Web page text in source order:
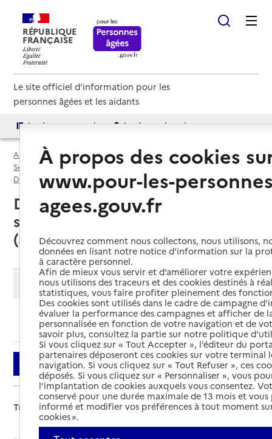
RÉPUBLIQUE
FRANÇAISE
Le site officiel d'information pour les
personnes âgées et les aidants
Accès aux annuaires Accès par besoin
Accueil
Espace annuaire
Services autonomie à domicile (aide et soins) par département
Dordogne (24)
Service autonomie à domicile (aide et soins)
Dordogne (24) : liste des 20
services autonomie à domicile
(aide et soins)
Modifier ma recherche
Ajouter cette recherche aux favoris
Filtrer
Trier par :
À propos des cookies
www.pour-les-
agees.gouv.fr
Découvrez comment nous collectons, nous utilisons,
données en lisant notre notice d’information sur la
à caractère personnel.
Afin de mieux vous servir et d’améliorer votre
nous utilisons des traceurs et des cookies destinés à
statistiques, vous faire profiter pleinement des
Des cookies sont utilisés dans le cadre de campagne
évaluer la performance des campagnes et afficher de
personnalisée en fonction de votre navigation et de
savoir plus, consultez la partie sur notre politique
Si vous cliquez sur « Tout Accepter », l’éditeur du
partenaires déposeront ces cookies sur votre terminal
navigation. Si vous cliquez sur « Tout Refuser », ces
déposés. Si vous cliquez sur « Personnaliser », vous
l’implantation de cookies auxquels vous consentez.
conservé pour une durée maximale de 13 mois et
informé et modifier vos préférences à tout moment
cookies ».